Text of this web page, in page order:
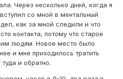
Через несколько дней, когда я
со мной в ментальный
как за мной следили и что
контакта, потому что старое
людям. Новое место было
и мне приходилось тратить
и обратно.